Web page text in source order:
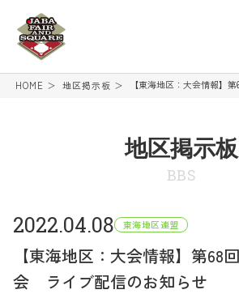
HOME 地区掲示板 【東海地区：大会情報】
地区掲示板
BBS
2022.04.08 東海地区連盟
【東海地区：大会情報】第68
会 ライブ配信のお知らせ